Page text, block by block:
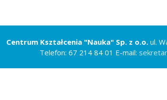
Centrum Kształcenia "Nauka" Sp. z o.o. ul.
Telefon: 67 214 84 01 E-mail: